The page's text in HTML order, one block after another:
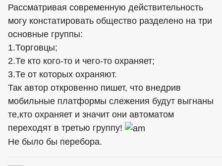
Рассматривая современную действительность
могу констатировать общество разделено на три
основные группы:
1.Торговцы;
2.Те кто кого-то и чего-то охраняет;
3.Те от которых охраняют.
Так автор откровенно пишет, что внедрив
мобильные платформы слежения будут выгнаны
те,кто охраняет и значит они автоматом
переходят в третью группу!
Не было бы перебора.